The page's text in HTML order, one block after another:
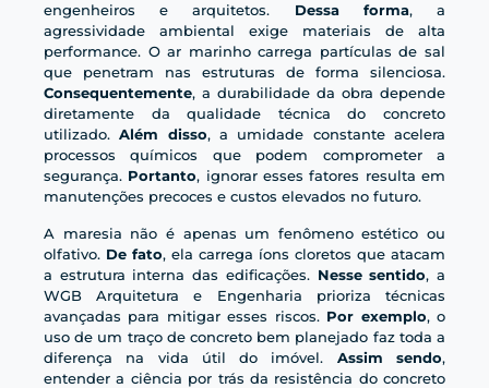
engenheiros e arquitetos. Dessa forma, a
agressividade ambiental exige materiais de alta
performance. O ar marinho carrega partículas de sal
que penetram nas estruturas de forma silenciosa.
Consequentemente, a durabilidade da obra depende
diretamente da qualidade técnica do concreto
utilizado.Além disso, a umidade constante acelera
processos químicos que podem comprometer a
segurança. Portanto, ignorar esses fatores resulta em
manutenções precoces e custos elevados no futuro.
A maresia não é apenas um fenômeno estético ou
olfativo. De fato, ela carrega íons cloretos que atacam
a estrutura interna das edificações. Nesse sentido, a
WGB Arquitetura e Engenharia prioriza técnicas
avançadas para mitigar esses riscos. Por exemplo, o
uso de um traço de concreto bem planejado faz toda a
diferença na vida útil do imóvel. Assim sendo,
entender a ciência por trás da resistência do concreto